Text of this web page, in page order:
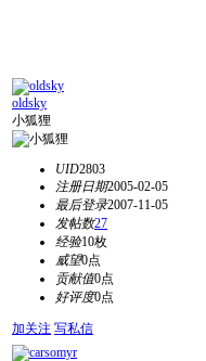
oldsky
小狐狸
UID2803
注册日期2005-02-05
最后登录2007-11-05
发帖数27
经验10枚
威望0点
贡献值0点
好评度0点
加关注 写私信